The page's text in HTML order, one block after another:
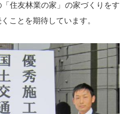
住友林業の家」の家づくりをす
ことを期待しています。